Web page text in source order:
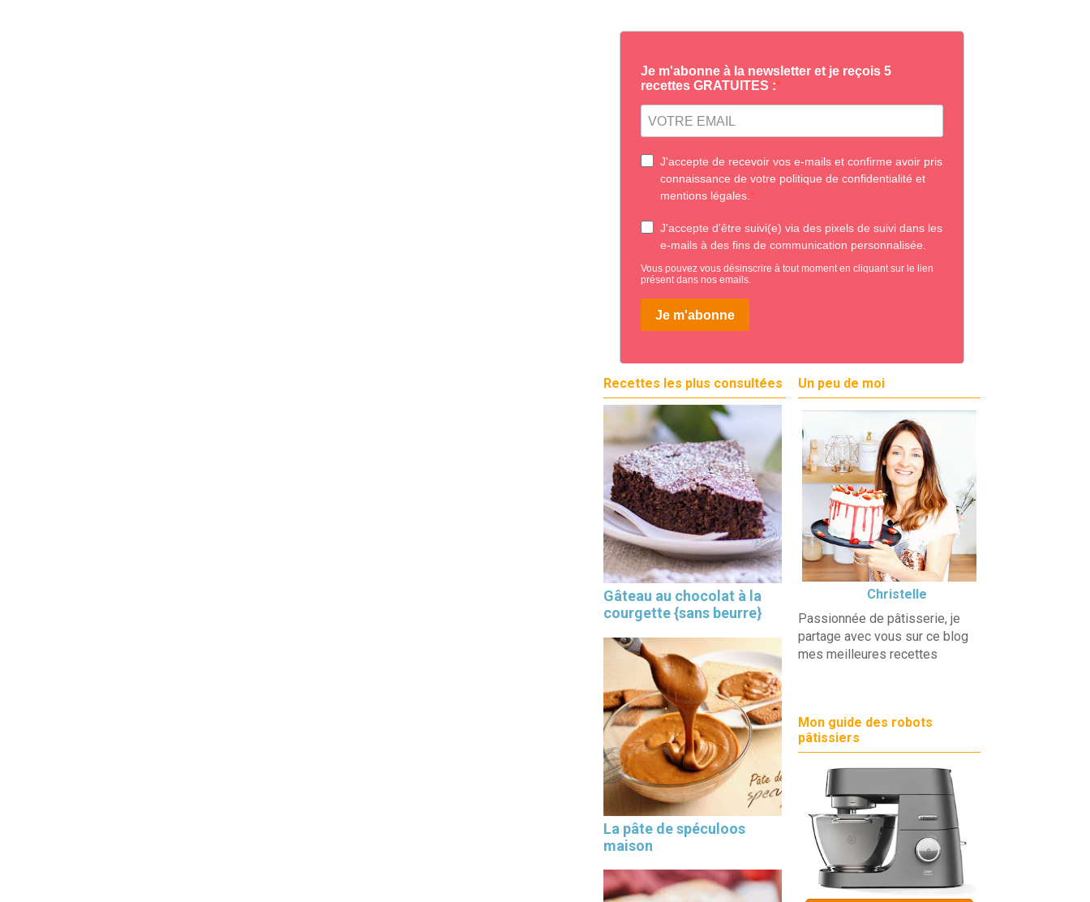
Recettes les plus consultées
Gâteau au chocolat à la
courgette {sans beurre}
La pâte de spéculoos
maison
Un peu de moi
Christelle
Passionnée de pâtisserie, je
partage avec vous sur ce blog
mes meilleures recettes
Mon guide des robots
pâtissiers
×